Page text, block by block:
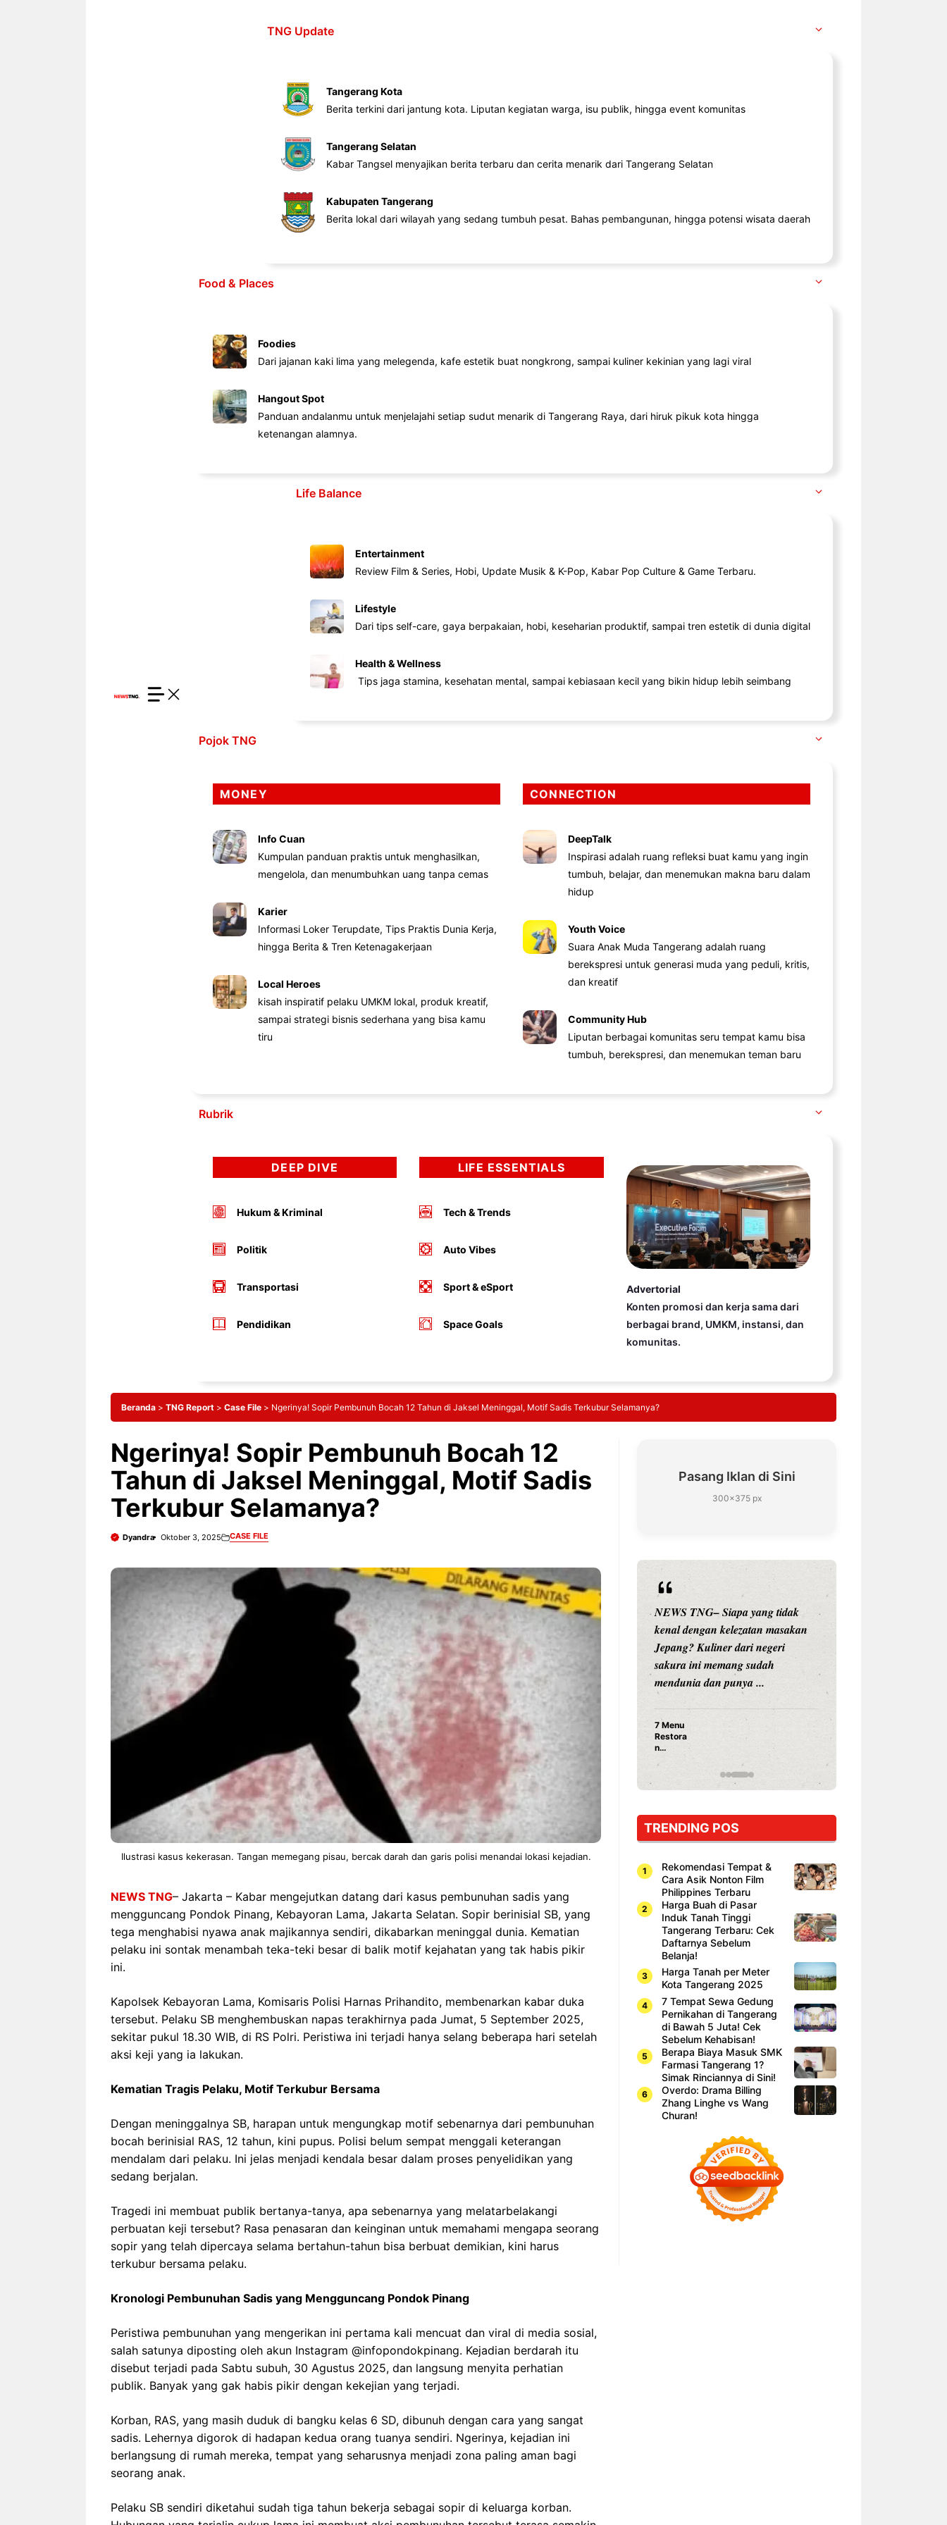
TNG Update
Tangerang Kota
Berita terkini dari jantung kota. Liputan kegiatan warga, isu publik, hingga event komunitas
Tangerang Selatan
Kabar Tangsel menyajikan berita terbaru dan cerita menarik dari Tangerang Selatan
Kabupaten Tangerang
Berita lokal dari wilayah yang sedang tumbuh pesat. Bahas pembangunan, hingga potensi wisata daerah
Food & Places
Foodies
Dari jajanan kaki lima yang melegenda, kafe estetik buat nongkrong, sampai kuliner kekinian yang lagi viral
Hangout Spot
Panduan andalanmu untuk menjelajahi setiap sudut menarik di Tangerang Raya, dari hiruk pikuk kota hingga
ketenangan alamnya.
Life Balance
Entertainment
Review Film & Series, Hobi, Update Musik & K-Pop, Kabar Pop Culture & Game Terbaru.
Lifestyle
Dari tips self-care, gaya berpakaian, hobi, keseharian produktif, sampai tren estetik di dunia digital
Health & Wellness
Tips jaga stamina, kesehatan mental, sampai kebiasaan kecil yang bikin hidup lebih seimbang
Pojok TNG
MONEY
Info Cuan
Kumpulan panduan praktis untuk menghasilkan,
mengelola, dan menumbuhkan uang tanpa cemas
Karier
Informasi Loker Terupdate, Tips Praktis Dunia Kerja,
hingga Berita & Tren Ketenagakerjaan
Local Heroes
kisah inspiratif pelaku UMKM lokal, produk kreatif,
sampai strategi bisnis sederhana yang bisa kamu
tiru
CONNECTION
DeepTalk
Inspirasi adalah ruang refleksi buat kamu yang ingin
tumbuh, belajar, dan menemukan makna baru dalam
hidup
Youth Voice
Suara Anak Muda Tangerang adalah ruang
berekspresi untuk generasi muda yang peduli, kritis,
dan kreatif
Community Hub
Liputan berbagai komunitas seru tempat kamu bisa
tumbuh, berekspresi, dan menemukan teman baru
Rubrik
DEEP DIVE
Hukum & Kriminal
Politik
Transportasi
Pendidikan
LIFE ESSENTIALS
Tech & Trends
Auto Vibes
Sport & eSport
Space Goals
Advertorial
Konten promosi dan kerja sama dari
berbagai brand, UMKM, instansi, dan
komunitas.
Beranda > TNG Report > Case File > Ngerinya! Sopir Pembunuh Bocah 12 Tahun di Jaksel Meninggal, Motif Sadis Terkubur Selamanya?
Ngerinya! Sopir Pembunuh Bocah 12
Tahun di Jaksel Meninggal, Motif Sadis
Terkubur Selamanya?
Dyandra Oktober 3, 2025 CASE FILE
Ilustrasi kasus kekerasan. Tangan memegang pisau, bercak darah dan garis polisi menandai lokasi kejadian.
NEWS TNG– Jakarta – Kabar mengejutkan datang dari kasus pembunuhan sadis yang
mengguncang Pondok Pinang, Kebayoran Lama, Jakarta Selatan. Sopir berinisial SB, yang
tega menghabisi nyawa anak majikannya sendiri, dikabarkan meninggal dunia. Kematian
pelaku ini sontak menambah teka-teki besar di balik motif kejahatan yang tak habis pikir
ini.
Kapolsek Kebayoran Lama, Komisaris Polisi Harnas Prihandito, membenarkan kabar duka
tersebut. Pelaku SB menghembuskan napas terakhirnya pada Jumat, 5 September 2025,
sekitar pukul 18.30 WIB, di RS Polri. Peristiwa ini terjadi hanya selang beberapa hari setelah
aksi keji yang ia lakukan.
Kematian Tragis Pelaku, Motif Terkubur Bersama
Dengan meninggalnya SB, harapan untuk mengungkap motif sebenarnya dari pembunuhan
bocah berinisial RAS, 12 tahun, kini pupus. Polisi belum sempat menggali keterangan
mendalam dari pelaku. Ini jelas menjadi kendala besar dalam proses penyelidikan yang
sedang berjalan.
Tragedi ini membuat publik bertanya-tanya, apa sebenarnya yang melatarbelakangi
perbuatan keji tersebut? Rasa penasaran dan keinginan untuk memahami mengapa seorang
sopir yang telah dipercaya selama bertahun-tahun bisa berbuat demikian, kini harus
terkubur bersama pelaku.
Kronologi Pembunuhan Sadis yang Mengguncang Pondok Pinang
Peristiwa pembunuhan yang mengerikan ini pertama kali mencuat dan viral di media sosial,
salah satunya diposting oleh akun Instagram @infopondokpinang. Kejadian berdarah itu
disebut terjadi pada Sabtu subuh, 30 Agustus 2025, dan langsung menyita perhatian
publik. Banyak yang gak habis pikir dengan kekejian yang terjadi.
Korban, RAS, yang masih duduk di bangku kelas 6 SD, dibunuh dengan cara yang sangat
sadis. Lehernya digorok di hadapan kedua orang tuanya sendiri. Ngerinya, kejadian ini
berlangsung di rumah mereka, tempat yang seharusnya menjadi zona paling aman bagi
seorang anak.
Pelaku SB sendiri diketahui sudah tiga tahun bekerja sebagai sopir di keluarga korban.
Pasang Iklan di Sini
300×375 px
NEWS TNG– Siapa sangka, dua
Nunung Srimulat dan Vicky
Prasetyo, kini merambah dunia
Nunung Srimulat & Vicky
Prasetyo Buka Restoran
NEWS TNG– Bandung –
Menyambut pergantian tahun
2026, restoran all you can eat
Kakkoii All You Can Eat Bandung
Sambut 2026, Kakkoii
Bandung Hadirkan Pesta All
You Can Eat Mulai Rp
145.000
NEWS TNG– Pernah gak sih
kamu mulai ngerjain sesuatu cuma
buat iseng-iseng, eh ternyata malah
jadi peluang bisnis yang
menguntungkan? ...
Dari Iseng Jadi Cuan: Kisah
TUM_ATUL yang Ubah
Hampers Jadi Bisnis Kece
NEWS TNG– Siapa yang tidak
kenal dengan kelezatan masakan
Jepang? Kuliner dari negeri
sakura ini memang sudah
mendunia dan punya ...
7 Menu
Restora
n
yang
Dicoba,
Cuma
Sushi!
TRENDING POS
Rekomendasi Tempat &
Cara Asik Nonton Film
Philippines Terbaru
Harga Buah di Pasar
Induk Tanah Tinggi
Tangerang Terbaru: Cek
Daftarnya Sebelum
Belanja!
Harga Tanah per Meter
Kota Tangerang 2025
7 Tempat Sewa Gedung
Pernikahan di Tangerang
di Bawah 5 Juta! Cek
Sebelum Kehabisan!
Berapa Biaya Masuk SMK
Farmasi Tangerang 1?
Simak Rinciannya di Sini!
Overdo: Drama Billing
Zhang Linghe vs Wang
Churan!